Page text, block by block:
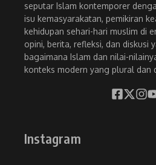
seputar Islam kontemporer
isu kemasyarakatan, pemikiran
kehidupan sehari-hari muslim di
opini, berita, refleksi, dan diskusi
bagaimana Islam dan nilai-
konteks modern yang plural dan
Instagram